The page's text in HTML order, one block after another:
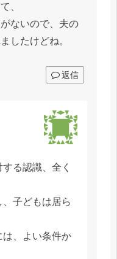
、
ないので、夫の
したけどね。
返信
る認識、全く
子どもは居ら
は、よい条件か